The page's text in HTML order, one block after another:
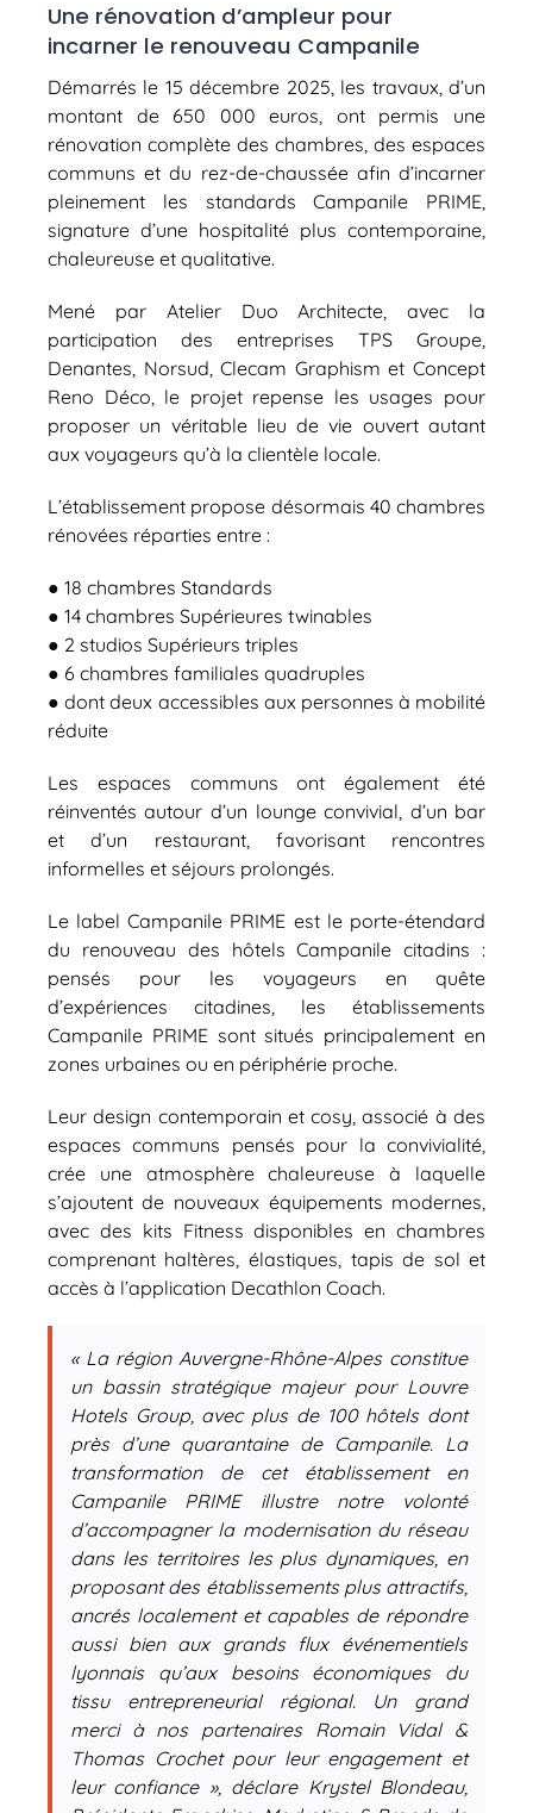
Une rénovation d’ampleur pour
incarner le renouveau Campanile
Démarrés le 15 décembre 2025, les travaux, d’un
montant de 650 000 euros, ont permis une
rénovation complète des chambres, des espaces
communs et du rez-de-chaussée afin d’incarner
pleinement les standards Campanile PRIME,
signature d’une hospitalité plus contemporaine,
chaleureuse et qualitative.
Mené par Atelier Duo Architecte, avec la
participation des entreprises TPS Groupe,
Denantes, Norsud, Clecam Graphism et Concept
Reno Déco, le projet repense les usages pour
proposer un véritable lieu de vie ouvert autant
aux voyageurs qu’à la clientèle locale.
L’établissement propose désormais 40 chambres
rénovées réparties entre :
● 18 chambres Standards
● 14 chambres Supérieures twinables
● 2 studios Supérieurs triples
● 6 chambres familiales quadruples
● dont deux accessibles aux personnes à mobilité
réduite
Les espaces communs ont également été
réinventés autour d’un lounge convivial, d’un bar
et d’un restaurant, favorisant rencontres
informelles et séjours prolongés.
Le label Campanile PRIME est le porte-étendard
du renouveau des hôtels Campanile citadins :
pensés pour les voyageurs en quête
d’expériences citadines, les établissements
Campanile PRIME sont situés principalement en
zones urbaines ou en périphérie proche.
Leur design contemporain et cosy, associé à des
espaces communs pensés pour la convivialité,
crée une atmosphère chaleureuse à laquelle
s’ajoutent de nouveaux équipements modernes,
avec des kits Fitness disponibles en chambres
comprenant haltères, élastiques, tapis de sol et
accès à l’application Decathlon Coach.
« La région Auvergne-Rhône-Alpes constitue
un bassin stratégique majeur pour Louvre
Hotels Group, avec plus de 100 hôtels dont
près d’une quarantaine de Campanile. La
transformation de cet établissement en
Campanile PRIME illustre notre volonté
d’accompagner la modernisation du réseau
dans les territoires les plus dynamiques, en
proposant des établissements plus attractifs,
ancrés localement et capables de répondre
aussi bien aux grands flux événementiels
lyonnais qu’aux besoins économiques du
tissu entrepreneurial régional. Un grand
merci à nos partenaires Romain Vidal &
Thomas Crochet pour leur engagement et
leur confiance », déclare Krystel Blondeau,